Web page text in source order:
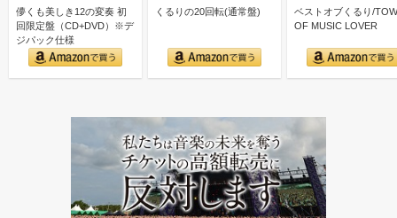
儚くも美しき12の変奏 初
回限定盤（CD+DVD）※デ
ジパック仕様
くるりの20回転(通常盤)
ベストオブくるり/
OF MUSIC LOVER